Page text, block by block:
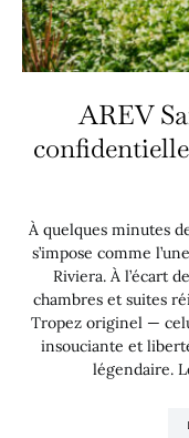
AREV
À quelques minutes
s’impose comme
Riviera. À l’écart
chambres et suites
Tropez originel —
insouciante et
légendaire.